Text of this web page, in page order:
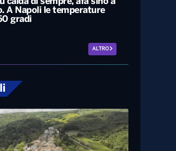
calda di sempre, afa sino a
A Napoli le temperature
gradi
ALTRO